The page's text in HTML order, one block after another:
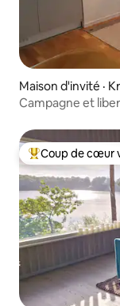
Maison d'invité ·
Campagne et
Coup de cœur
Coup de cœur